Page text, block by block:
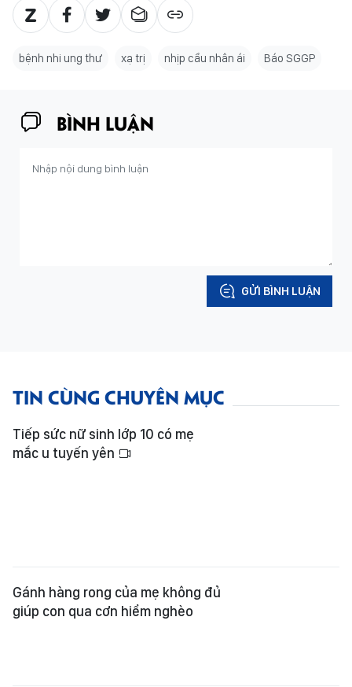
bệnh nhi ung thư xạ trị nhịp cầu nhân ái Báo SGGP
BÌNH LUẬN
GỬI BÌNH LUẬN
TIN CÙNG CHUYÊN MỤC
Tiếp sức nữ sinh lớp 10 có mẹ
mắc u tuyến yên
Gánh hàng rong của mẹ không đủ
giúp con qua cơn hiểm nghèo